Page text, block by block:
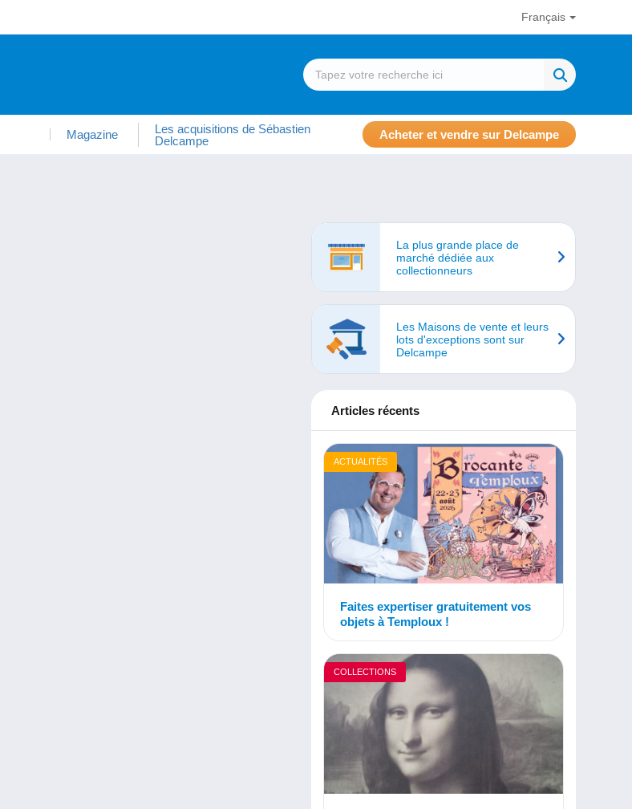
Français
Magazine
Les acquisitions de Sébastien
Delcampe
Acheter et vendre sur Delcampe
La plus grande place de
marché dédiée aux
collectionneurs
Les Maisons de vente et leurs
lots d'exceptions sont sur
Delcampe
Articles récents
ACTUALITÉS
Faites expertiser gratuitement vos
objets à Temploux !
COLLECTIONS